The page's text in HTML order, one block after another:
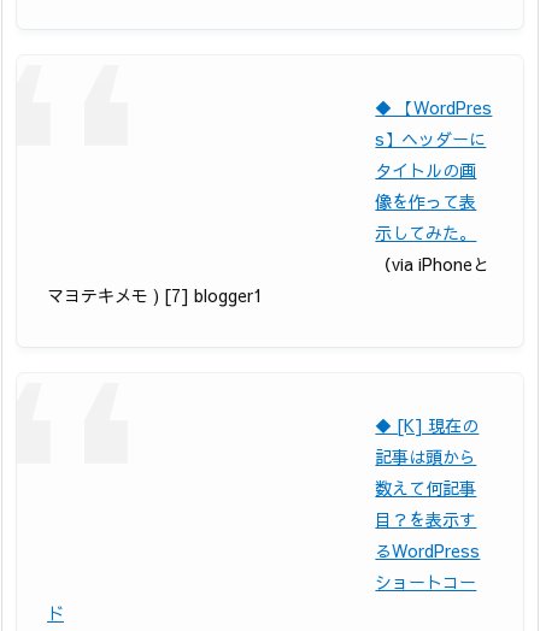
◆ 【WordPres
s】ヘッダーに
タイトルの画
像を作って表
示してみた。
（via iPhoneと
マヨテキメモ ) [7] blogger1
◆ [K] 現在の
記事は頭から
数えて何記事
目？を表示す
るWordPress
ショートコー
ド